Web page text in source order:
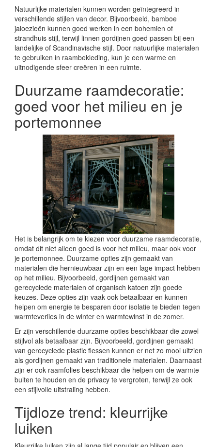
Natuurlijke materialen kunnen worden geïntegreerd in
verschillende stijlen van decor. Bijvoorbeeld, bamboe
jaloezieën kunnen goed werken in een bohemien of
strandhuis stijl, terwijl linnen gordijnen goed passen bij een
landelijke of Scandinavische stijl. Door natuurlijke materialen
te gebruiken in raambekleding, kun je een warme en
uitnodigende sfeer creëren in een ruimte.
Duurzame raamdecoratie:
goed voor het milieu en je
portemonnee
Het is belangrijk om te kiezen voor duurzame raamdecoratie,
omdat dit niet alleen goed is voor het milieu, maar ook voor
je portemonnee. Duurzame opties zijn gemaakt van
materialen die hernieuwbaar zijn en een lage impact hebben
op het milieu. Bijvoorbeeld, gordijnen gemaakt van
gerecyclede materialen of organisch katoen zijn goede
keuzes. Deze opties zijn vaak ook betaalbaar en kunnen
helpen om energie te besparen door isolatie te bieden tegen
warmteverlies in de winter en warmtewinst in de zomer.
Er zijn verschillende duurzame opties beschikbaar die zowel
stijlvol als betaalbaar zijn. Bijvoorbeeld, gordijnen gemaakt
van gerecyclede plastic flessen kunnen er net zo mooi uitzien
als gordijnen gemaakt van traditionele materialen. Daarnaast
zijn er ook raamfolies beschikbaar die helpen om de warmte
buiten te houden en de privacy te vergroten, terwijl ze ook
een stijlvolle uitstraling hebben.
Tijdloze trend: kleurrijke
luiken